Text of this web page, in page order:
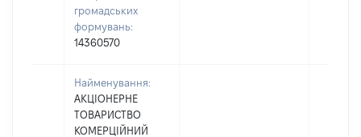
громадських
формувань:
14360570
Найменування:
АКЦІОНЕРНЕ
ТОВАРИСТВО
КОМЕРЦІЙНИЙ